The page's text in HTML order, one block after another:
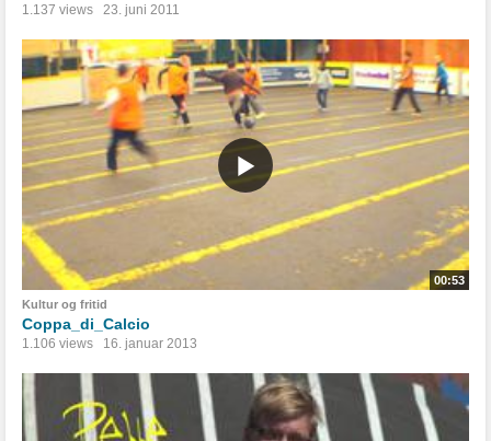
1.137 views 23. juni 2011
00:53
Kultur og fritid
Coppa_di_Calcio
1.106 views 16. januar 2013